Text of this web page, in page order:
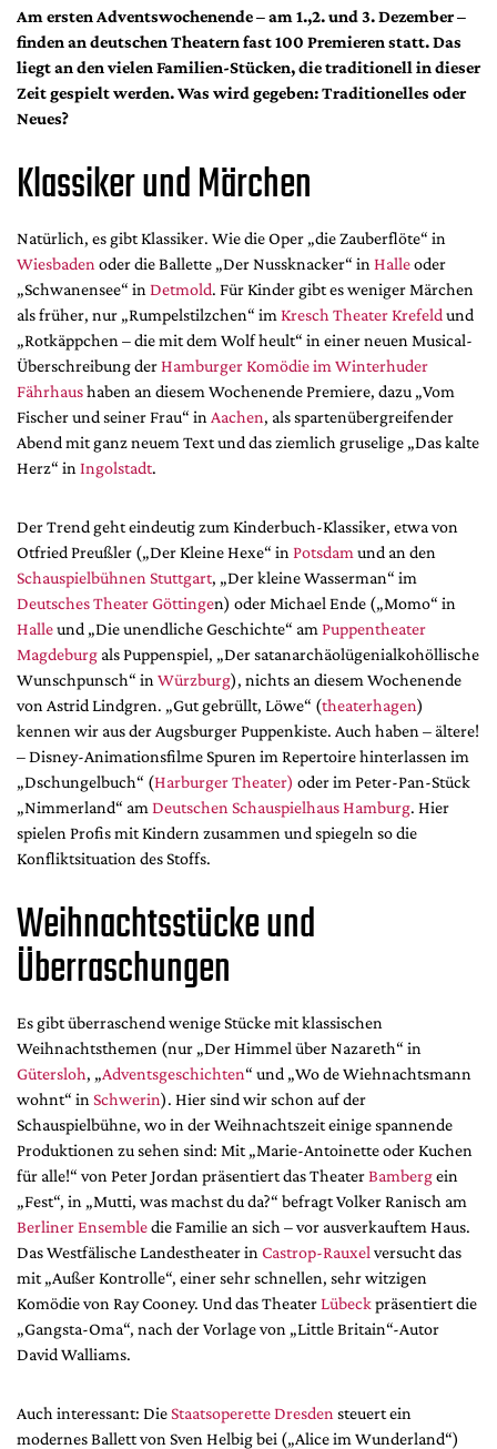
DdB-map
Kalender
Premierensuche
Festival-Planer
Hefte
Alle Hefte
Leseproben
Podcast
Service
Shop / Abo
Newsletter
Redaktion
Autor:innen
Partner
Mediadaten
Suche
Am ersten Adventswochenende – am 1.,2. und 3. Dezember –
finden an deutschen Theatern fast 100 Premieren statt. Das
liegt an den vielen Familien-Stücken, die traditionell in dieser
Zeit gespielt werden. Was wird gegeben: Traditionelles oder
Neues?
Klassiker und Märchen
Natürlich, es gibt Klassiker. Wie die Oper „die Zauberflöte“ in
Wiesbaden oder die Ballette „Der Nussknacker“ in Halleoder
„Schwanensee“ in Detmold. Für Kinder gibt es weniger Märchen
als früher, nur „Rumpelstilzchen“ im Kresch Theater Krefeld und
„Rotkäppchen – die mit dem Wolf heult“ in einer neuen Musical-
Überschreibung derHamburger Komödie im Winterhuder
Fährhaushaben an diesem Wochenende Premiere, dazu „Vom
Fischer und seiner Frau“ in Aachen, als spartenübergreifender
Abend mit ganz neuem Text und das ziemlich gruselige „Das kalte
Herz“ in Ingolstadt.
Der Trend geht eindeutig zum Kinderbuch-Klassiker, etwa von
Otfried Preußler („Der Kleine Hexe“ in Potsdam und an den
Schauspielbühnen Stuttgart, „Der kleine Wasserman“ im
Deutsches Theater Göttingen) oder Michael Ende („Momo“ in
Halleund „Die unendliche Geschichte“ am Puppentheater
Magdeburg als Puppenspiel, „Der satanarchäolügenialkohöllische
Wunschpunsch“ in Würzburg), nichts an diesem Wochenende
von Astrid Lindgren. „Gut gebrüllt, Löwe“ (theaterhagen)
kennen wir aus der Augsburger Puppenkiste. Auch haben – ältere!
– Disney-Animationsfilme Spuren im Repertoire hinterlassen im
„Dschungelbuch“ (Harburger Theater) oder im Peter-Pan-Stück
„Nimmerland“ am Deutschen Schauspielhaus Hamburg. Hier
spielen Profis mit Kindern zusammen und spiegeln so die
Konfliktsituation des Stoffs.
Weihnachtsstücke und
Überraschungen
Es gibt überraschend wenige Stücke mit klassischen
Weihnachtsthemen (nur „Der Himmel über Nazareth“ in
Gütersloh, „Adventsgeschichten“ und „Wo de Wiehnachtsmann
wohnt“ in Schwerin). Hier sind wir schon auf der
Schauspielbühne, wo in der Weihnachtszeit einige spannende
Produktionen zu sehen sind: Mit „Marie-Antoinette oder Kuchen
für alle!“ von Peter Jordan präsentiert das TheaterBambergein
„Fest“, in „Mutti, was machst du da?“ befragt Volker Ranisch am
Berliner Ensembledie Familie an sich – vor ausverkauftem Haus.
Das Westfälische Landestheater in Castrop-Rauxel versucht das
mit „Außer Kontrolle“, einer sehr schnellen, sehr witzigen
Komödie von Ray Cooney. Und das TheaterLübeckpräsentiert die
„Gangsta-Oma“, nach der Vorlage von „Little Britain“-Autor
David Walliams.
Auch interessant: DieStaatsoperette Dresden steuert ein
modernes Ballett von Sven Helbig bei („Alice im Wunderland“)